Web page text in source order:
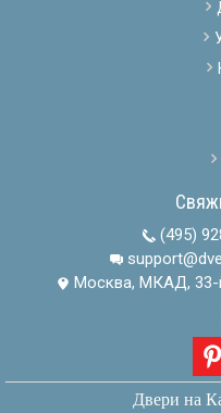
(495)
Москва, МКАД, 33-
Двери на